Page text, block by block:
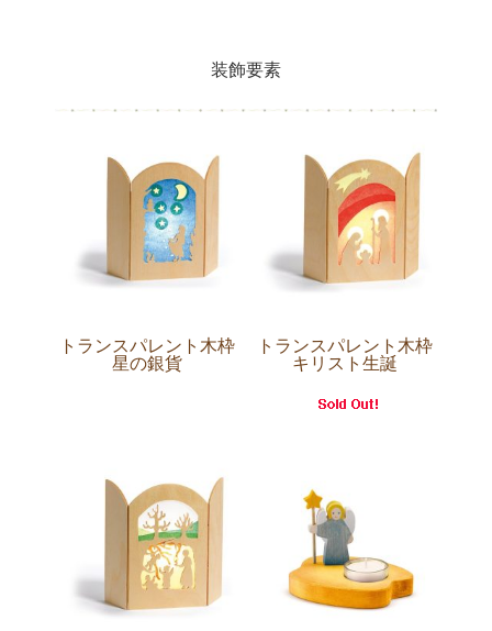
装飾要素
トランスパレント木枠
星の銀貨
トランスパレント木枠
キリスト生誕